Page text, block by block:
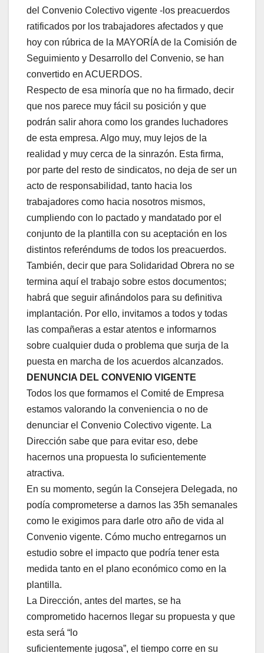
del Convenio Colectivo vigente -los preacuerdos
ratificados por los trabajadores afectados y que
hoy con rúbrica de la MAYORÍA de la Comisión de
Seguimiento y Desarrollo del Convenio, se han
convertido en ACUERDOS.
Respecto de esa minoría que no ha firmado, decir
que nos parece muy fácil su posición y que
podrán salir ahora como los grandes luchadores
de esta empresa. Algo muy, muy lejos de la
realidad y muy cerca de la sinrazón. Esta firma,
por parte del resto de sindicatos, no deja de ser un
acto de responsabilidad, tanto hacia los
trabajadores como hacia nosotros mismos,
cumpliendo con lo pactado y mandatado por el
conjunto de la plantilla con su aceptación en los
distintos referéndums de todos los preacuerdos.
También, decir que para Solidaridad Obrera no se
termina aquí el trabajo sobre estos documentos;
habrá que seguir afinándolos para su definitiva
implantación. Por ello, invitamos a todos y todas
las compañeras a estar atentos e informarnos
sobre cualquier duda o problema que surja de la
puesta en marcha de los acuerdos alcanzados.
DENUNCIA DEL CONVENIO VIGENTE
Todos los que formamos el Comité de Empresa
estamos valorando la conveniencia o no de
denunciar el Convenio Colectivo vigente. La
Dirección sabe que para evitar eso, debe
hacernos una propuesta lo suficientemente
atractiva.
En su momento, según la Consejera Delegada, no
podía comprometerse a darnos las 35h semanales
como le exigimos para darle otro año de vida al
Convenio vigente. Cómo mucho entregarnos un
estudio sobre el impacto que podría tener esta
medida tanto en el plano económico como en la
plantilla.
La Dirección, antes del martes, se ha
comprometido hacernos llegar su propuesta y que
esta será “lo
suficientemente jugosa”, el tiempo corre en su